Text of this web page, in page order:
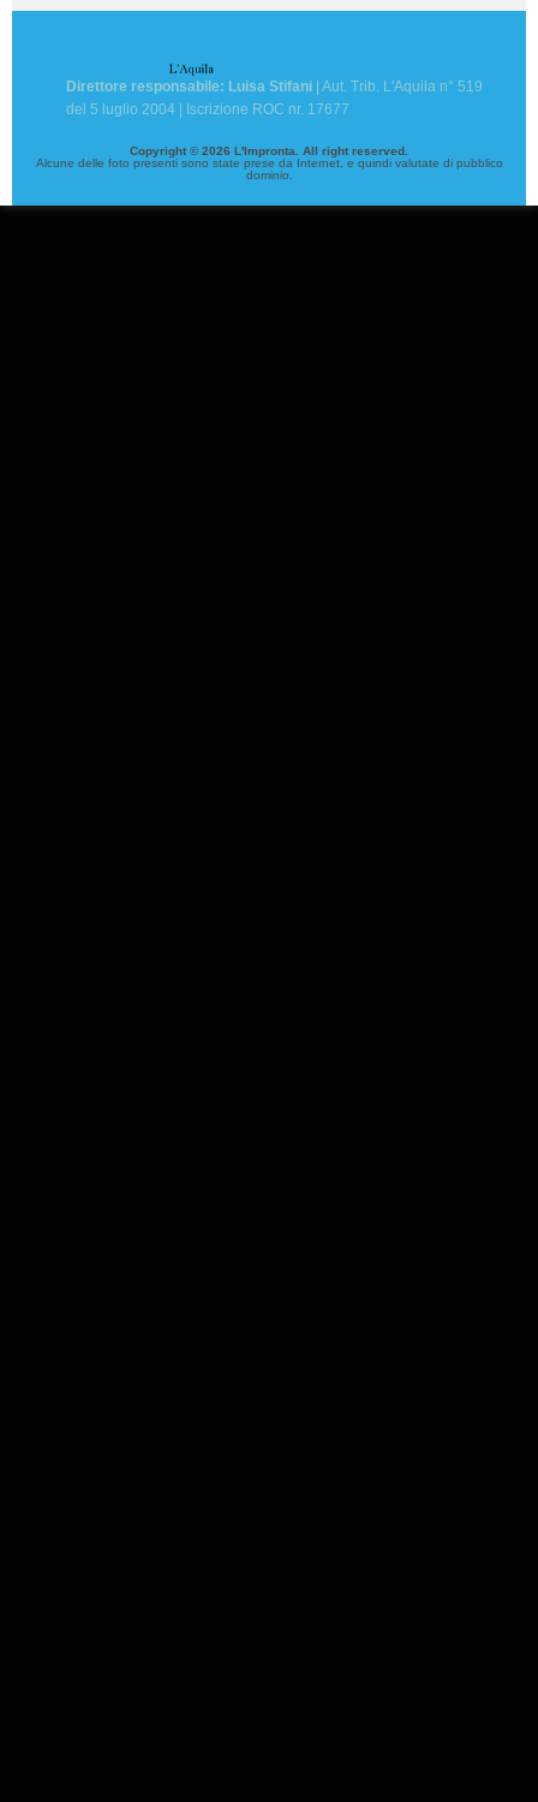
Direttore responsabile: Luisa Stifani | Aut. Trib. L'Aquila n° 519
del 5 luglio 2004 | Iscrizione ROC nr. 17677
Copyright © 2026 L'Impronta. All right reserved.
Alcune delle foto presenti sono state prese da Internet, e quindi valutate di pubblico
dominio.